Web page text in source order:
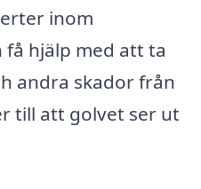
inom
hjälp med att ta
andra skador från
till att golvet ser ut